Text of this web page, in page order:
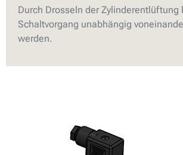
Durch Drosseln der Zylinderentlüftung
Schaltvorgang unabhängig
werden.